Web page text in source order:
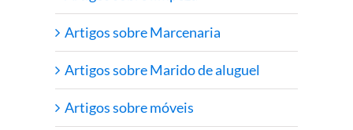
Artigos sobre Marcenaria
Artigos sobre Marido de aluguel
Artigos sobre móveis